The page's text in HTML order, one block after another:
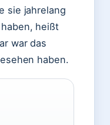
sie jahrelang
heißt
war das
haben.